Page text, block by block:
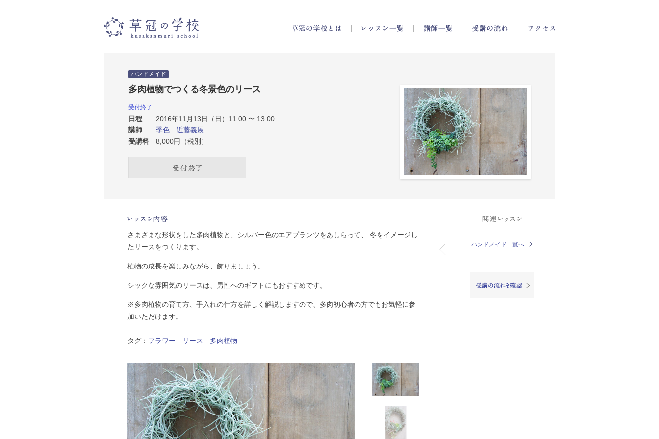
草冠の学校とは レッスン一覧 講師一覧 受講の流れ
ハンドメイド
多肉植物でつくる冬景色のリース
受付終了
日程
2016年11月13日（日）11:00 〜 13:00
講師
季色 近藤義展
受講料
8,000円（税別）
さまざまな形状をした多肉植物と、シルバー色のエアプランツをあしらって、 冬をイメージし
たリースをつくります。
植物の成長を楽しみながら、飾りましょう。
シックな雰囲気のリースは、男性へのギフトにもおすすめです。
※多肉植物の育て方、手入れの仕方を詳しく解説しますので、多肉初心者の方でもお気軽に参
加いただけます。
タグ： フラワー リース 多肉植物
ハンドメイド一覧へ